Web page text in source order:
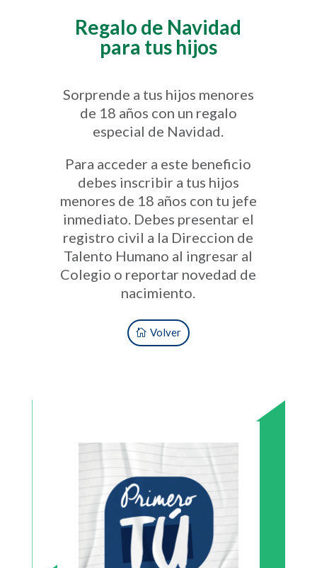
Regalo de Navidad
para tus hijos
Sorprende a tus hijos menores
de 18 años con un regalo
especial de Navidad.
Para acceder a este beneficio
debes inscribir a tus hijos
menores de 18 años con tu jefe
inmediato. Debes presentar el
registro civil a la Direccion de
Talento Humano al ingresar al
Colegio o reportar novedad de
nacimiento.
Volver